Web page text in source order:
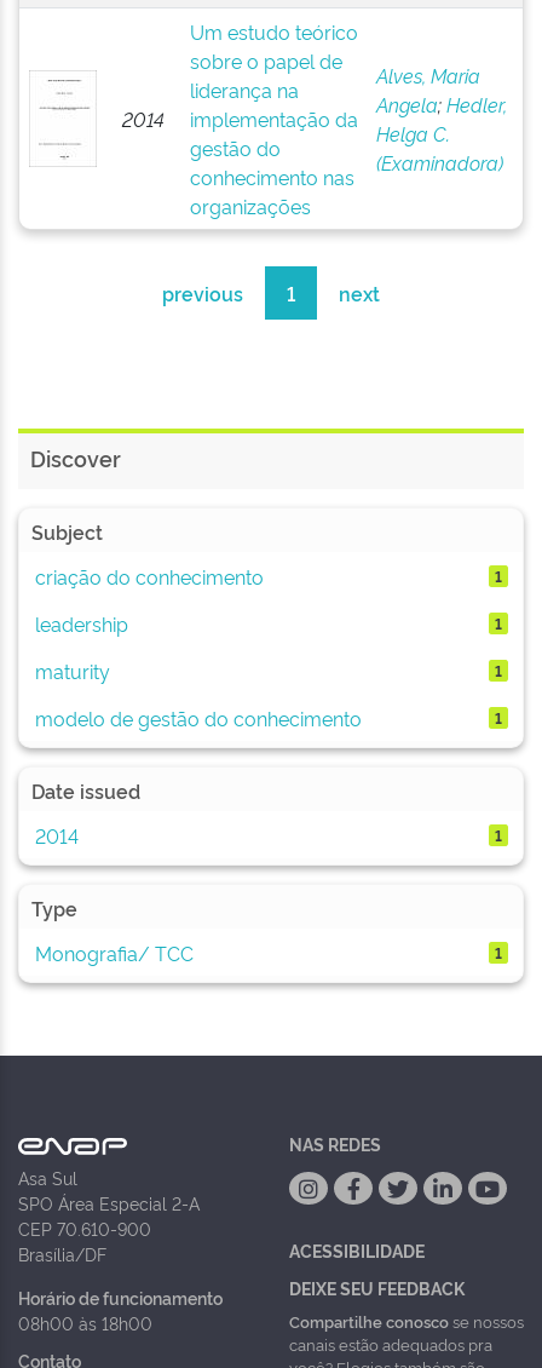
2014
Um estudo teórico
sobre o papel de
liderança na
implementação da
gestão do
conhecimento nas
organizações
Alves, Maria
Angela;Hedler,
Helga C.
(Examinadora)
previous 1 next
Discover
Subject
criação do conhecimento
1
leadership 1
maturity 1
modelo de gestão do conhecimento 1
Date issued
2014
1
Type
Monografia/ TCC
1
Asa Sul
SPO Área Especial 2-A
CEP 70.610-900
Brasília/DF
Horário de funcionamento
08h00 às 18h00
Contato
NAS REDES
ACESSIBILIDADE
DEIXE SEU FEEDBACK
Compartilhe conoscose nossos
canais estão adequados pra